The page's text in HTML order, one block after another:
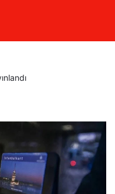
yüzde 13